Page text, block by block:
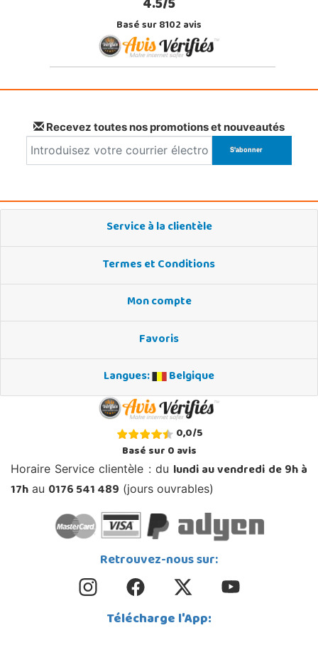
Basé sur 8102 avis
Recevez toutes nos promotions et nouveautés
Service à la clientèle
Termes et Conditions
Mon compte
Favoris
Langues:
Belgique
0,0/5
Basé sur0avis
Horaire Service clientèle : du lundi au vendredi de 9h à
17h au 0176 541 489 (jours ouvrables)
Retrouvez-nous sur:
Télécharge l'App: